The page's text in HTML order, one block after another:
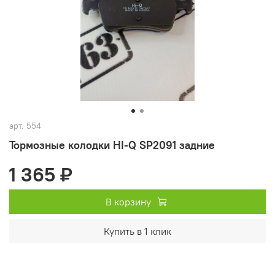
арт. 554
Тормозные колодки HI-Q SP2091 задние
1 365 ₽
В корзину
Купить в 1 клик